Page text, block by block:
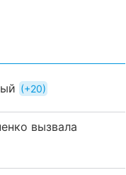
+20
вызвала